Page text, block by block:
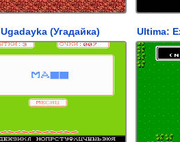
Ugadayka (Угадайка)